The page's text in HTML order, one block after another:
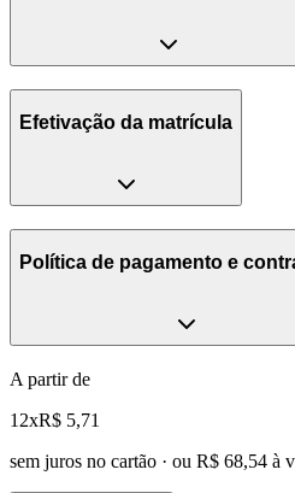
Efetivação da matrícula
Política de pagamento e
A partir de
12xR$ 5,71
sem juros no cartão · ou R$ 68,54 à